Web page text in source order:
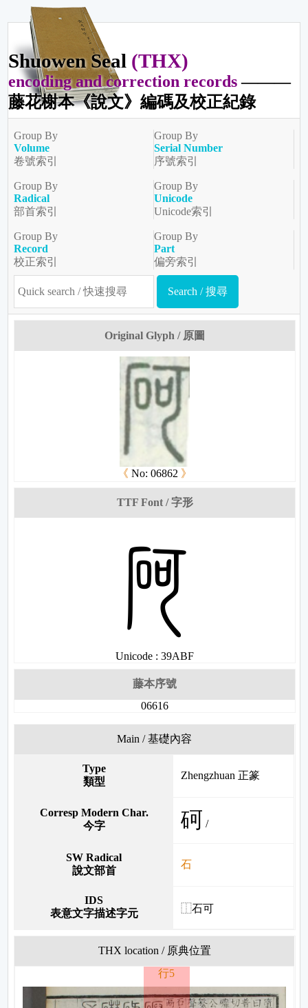
Shuowen Seal (THX)
encoding and correction records ———
藤花榭本《說文》編碼及校正紀錄
Group By
Volume
卷號索引
Group By
Serial Number
序號索引
Group By
Radical
部首索引
Group By
Unicode
Unicode索引
Group By
Record
校正索引
Group By
Part
偏旁索引
Original Glyph / 原圖
《 No: 06862 》
TTF Font / 字形
梿
Unicode : 39ABF
藤本序號
06616
Main / 基礎內容
Type
類型
Zhengzhuan 正篆
Corresp Modern Char.
今字
砢 /
SW Radical
說文部首
石
IDS
表意文字描述字元
⿰石可
THX location / 原典位置
行5